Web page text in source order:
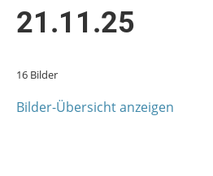
21.11.25
16 Bilder
Bilder-Übersicht anzeigen